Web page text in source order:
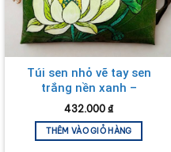
Túi sen nhỏ vẽ tay sen
trắng nền xanh –
MNVTN09
432.000 ₫
THÊM VÀO GIỎ HÀNG